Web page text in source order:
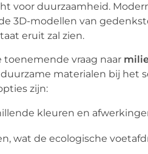
voor duurzaamheid.
3D-modellen van
eruit zal zien.
vraag naar
materialen bij het
zijn:
kleuren en
wat de ecologische